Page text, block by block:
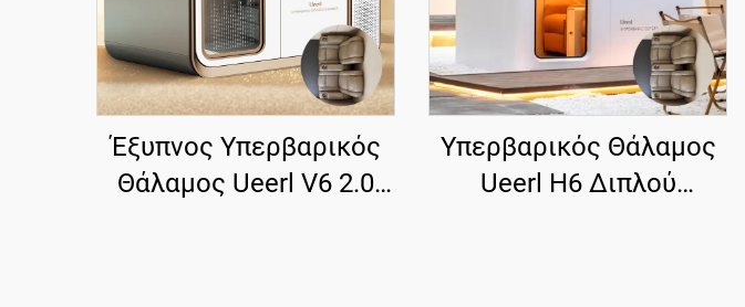
Έξυπνος Υπερβαρικός
Θάλαμος Ueerl V6 2.0
Υπερβαρικός Θάλαμος
Ueerl H6 Διπλού